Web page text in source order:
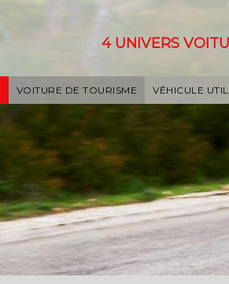
4 UNIVERS
VOITURE DE TOURISME VÉHICULE